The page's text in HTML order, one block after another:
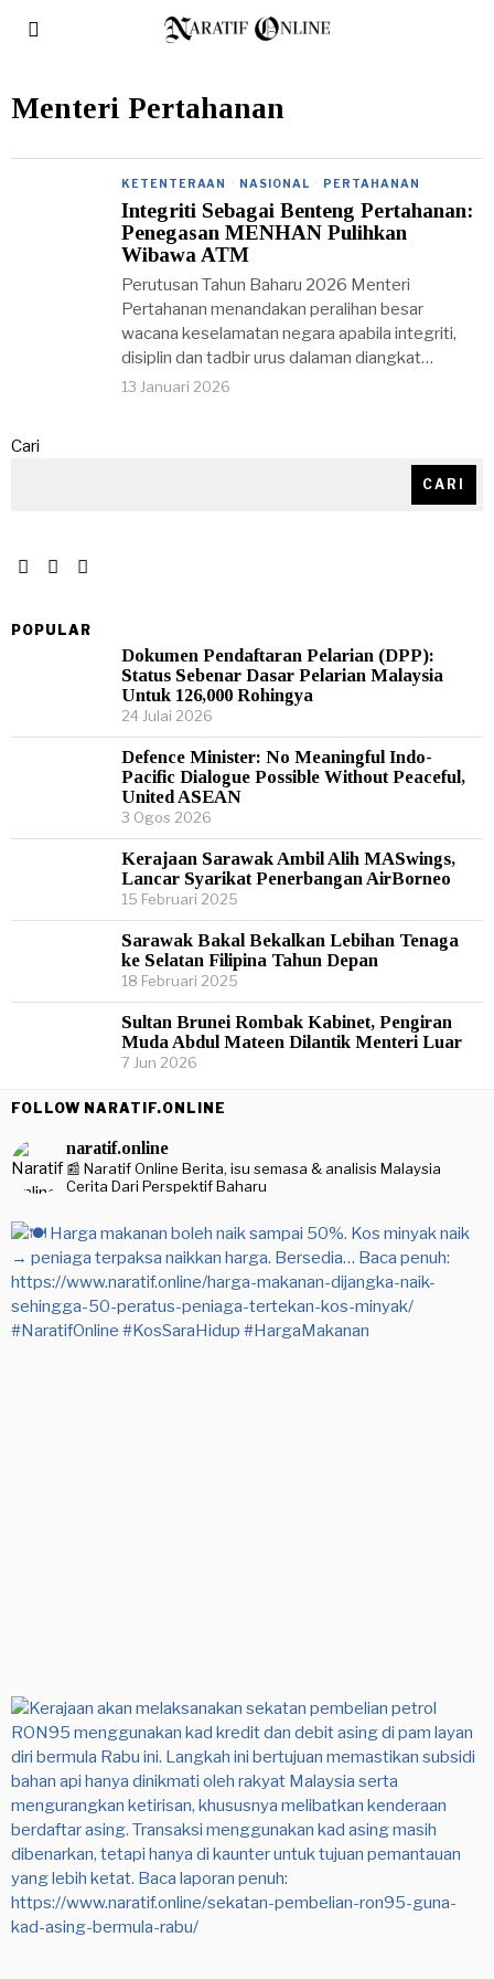
Menteri Pertahanan
KETENTERAAN · NASIONAL · PERTAHANAN
Integriti Sebagai Benteng Pertahanan:
Penegasan MENHAN Pulihkan
Wibawa ATM
Perutusan Tahun Baharu 2026 Menteri
Pertahanan menandakan peralihan besar
wacana keselamatan negara apabila integriti,
disiplin dan tadbir urus dalaman diangkat…
13 Januari 2026
Cari
CARI
POPULAR
Dokumen Pendaftaran Pelarian (DPP):
Status Sebenar Dasar Pelarian Malaysia
Untuk 126,000 Rohingya
24 Julai 2026
Defence Minister: No Meaningful Indo-
Pacific Dialogue Possible Without Peaceful,
United ASEAN
3 Ogos 2026
Kerajaan Sarawak Ambil Alih MASwings,
Lancar Syarikat Penerbangan AirBorneo
15 Februari 2025
Sarawak Bakal Bekalkan Lebihan Tenaga
ke Selatan Filipina Tahun Depan
18 Februari 2025
Sultan Brunei Rombak Kabinet, Pengiran
Muda Abdul Mateen Dilantik Menteri Luar
7 Jun 2026
FOLLOW NARATIF.ONLINE
naratif.online
📰 Naratif Online Berita, isu semasa & analisis Malaysia
Cerita Dari Perspektif Baharu